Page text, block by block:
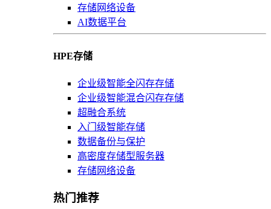
存储网络设备
AI数据平台
HPE存储
企业级智能全闪存存储
企业级智能混合闪存存储
超融合系统
入门级智能存储
数据备份与保护
高密度存储型服务器
存储网络设备
热门推荐